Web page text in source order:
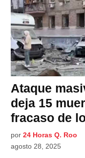
Ataque
deja 15
fracaso de
por 24 Horas Q. Roo
agosto 28, 2025